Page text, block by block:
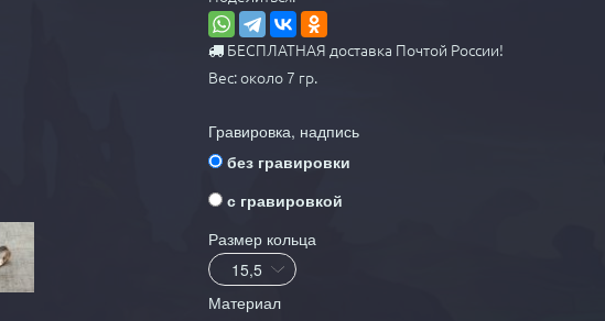
БЕСПЛАТНАЯ доставка Почтой России!
Вес: около 7 гр.
Гравировка, надпись
без гравировки
с гравировкой
Размер кольца
Материал